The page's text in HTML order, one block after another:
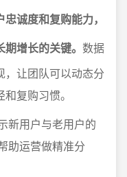
诚度和复购能力，
增长的关键。 数据
，让团队可以动态分
复购习惯。
新用户与老用户的
助运营做精准分